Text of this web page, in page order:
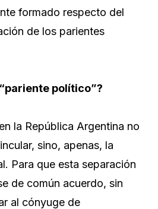
formado respecto del
de los parientes
político”?
la República Argentina no
sino, apenas, la
Para que esta separación
de común acuerdo, sin
al cónyuge de